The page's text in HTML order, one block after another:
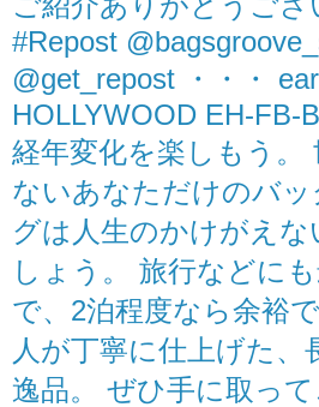
#Repost
@get_repost ・・・
HOLLYWOOD EH-FB-
経年変化を楽しもう。
ないあなただけのバ
グは人生のかけがえ
しょう。 旅行などに
で、2泊程度なら余裕
人が丁寧に仕上げた、
逸品。 ぜひ手に取って